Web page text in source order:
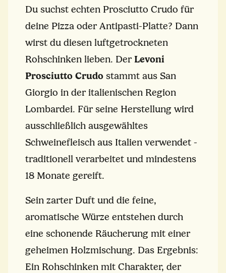
Du suchst echten Prosciutto Crudo für
deine Pizza oder Antipasti-Platte? Dann
wirst du diesen luftgetrockneten
Rohschinken lieben. DerLevoni
Prosciutto Crudo stammt aus San
Giorgio in der italienischen Region
Lombardei. Für seine Herstellung wird
ausschließlich ausgewähltes
Schweinefleisch aus Italien verwendet -
traditionell verarbeitet und mindestens
18 Monate gereift.
Sein zarter Duft und die feine,
aromatische Würze entstehen durch
eine schonende Räucherung mit einer
geheimen Holzmischung. Das Ergebnis:
Ein Rohschinken mit Charakter, der